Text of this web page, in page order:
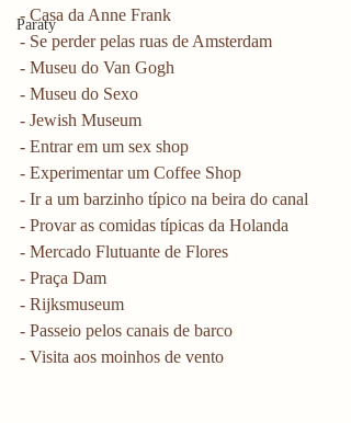
Paraty
- Casa da Anne Frank
- Se perder pelas ruas de Amsterdam
- Museu do Van Gogh
- Museu do Sexo
- Jewish Museum
- Entrar em um sex shop
- Experimentar um Coffee Shop
- Ir a um barzinho típico na beira do canal
- Provar as comidas típicas da Holanda
- Mercado Flutuante de Flores
- Praça Dam
- Rijksmuseum
- Passeio pelos canais de barco
- Visita aos moinhos de vento